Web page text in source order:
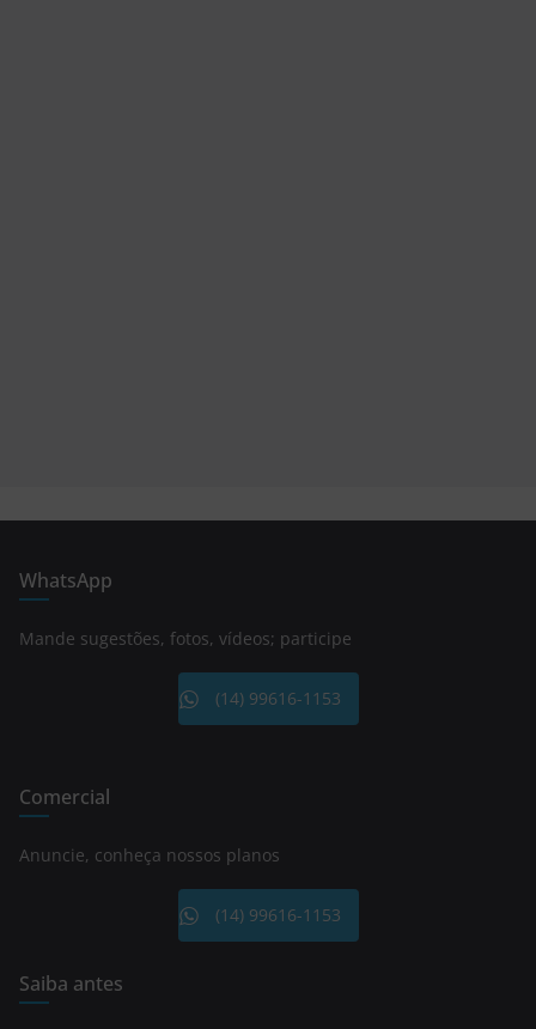
WhatsApp
Mande sugestões, fotos, vídeos; participe
(14) 99616-1153
Comercial
Anuncie, conheça nossos planos
(14) 99616-1153
Saiba antes